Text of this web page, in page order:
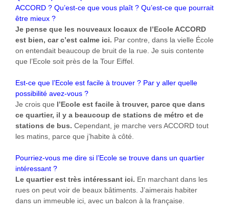
ACCORD ? Qu’est-ce que vous plaît ? Qu’est-ce que pourrait
être mieux ?
Je pense que les nouveaux locaux de l’Ecole ACCORD
est bien, car c’est calme ici. Par contre, dans la vielle École
on entendait beaucoup de bruit de la rue. Je suis contente
que l’Ecole soit près de la Tour Eiffel.
Est-ce que l’Ecole est facile à trouver ? Par y aller quelle
possibilité avez-vous ?
Je crois que l’Ecole est facile à trouver, parce que dans
ce quartier, il y a beaucoup de stations de métro et de
stations de bus. Cependant, je marche vers ACCORD tout
les matins, parce que j’habite à côté.
Pourriez-vous me dire si l’Ecole se trouve dans un quartier
intéressant ?
Le quartier est très intéressant ici. En marchant dans les
rues on peut voir de beaux bâtiments. J’aimerais habiter
dans un immeuble ici, avec un balcon à la française.